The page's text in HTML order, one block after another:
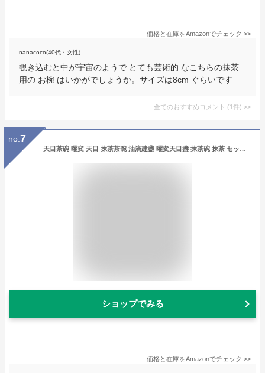
価格と在庫をAmazonでチェック >>
nanacoco(40代・女性)
覗き込むと中が宇宙のようで とても芸術的 なこちらの抹茶
用の お椀 はいかがでしょうか。サイズは8cm ぐらいです
全てのおすすめコメント (1件) >
no. 7
天目茶碗 曜変 天目 抹茶茶碗 油滴建盞 曜変天目盞 抹茶碗 抹茶 セット セラミックス 手作り窯作 陶磁器 茶碗 酒器 焼酎カップ 紺彩小抹茶碗 茶道具 お茶用 家庭用 (青い蓮の花)
ショップでみる
価格と在庫をAmazonでチェック >>